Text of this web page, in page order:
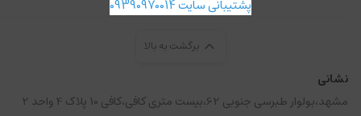
برگشت به بالا
نشانی
مشهد،بولوار طبرسی جنوبی 62،بیست متری کافی،کافی 10 پلاک 4 واحد 2
پشتیبانی سایت 09390970014